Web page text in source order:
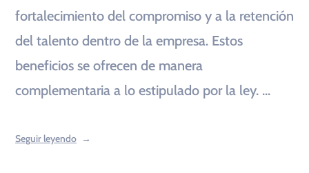
fortalecimiento del compromiso y a la retención
del talento dentro de la empresa. Estos
beneficios se ofrecen de manera
complementaria a lo estipulado por la ley. …
Seguir leyendo